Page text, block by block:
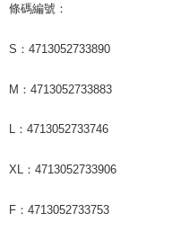
條碼編號：
S：4713052733890
M：4713052733883
L：4713052733746
XL：4713052733906
F：4713052733753